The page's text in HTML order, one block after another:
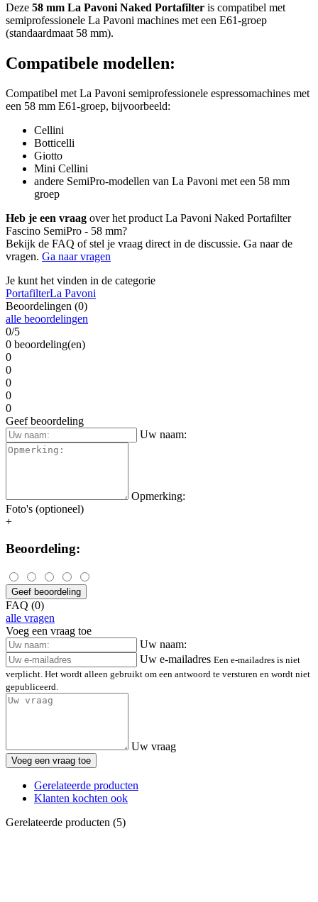
Deze 58 mm La Pavoni Naked Portafilter is compatibel met
semiprofessionele La Pavoni machines met een E61-groep
(standaardmaat 58 mm).
Compatibele modellen:
Compatibel met La Pavoni semiprofessionele espressomachines met
een 58 mm E61-groep, bijvoorbeeld:
Cellini
Botticelli
Giotto
Mini Cellini
andere SemiPro-modellen van La Pavoni met een 58 mm
groep
Heb je een vraag over het product La Pavoni Naked Portafilter
Fascino SemiPro - 58 mm?
Bekijk de FAQ of stel je vraag direct in de discussie. Ga naar de
vragen. Ga naar vragen
Je kunt het vinden in de categorie
PortafilterLa Pavoni
Beoordelingen (0)
alle beoordelingen
0/5
0 beoordeling(en)
0
0
0
0
0
Geef beoordeling
Uw naam:
Opmerking:
Foto's (optioneel)
+
Beoordeling:
Geef beoordeling
FAQ (0)
alle vragen
Voeg een vraag toe
Uw naam:
Uw e-mailadres Een e-mailadres is niet
verplicht. Het wordt alleen gebruikt om een antwoord te versturen en wordt niet
gepubliceerd.
Uw vraag
Voeg een vraag toe
Gerelateerde producten
Klanten kochten ook
Gerelateerde producten (5)